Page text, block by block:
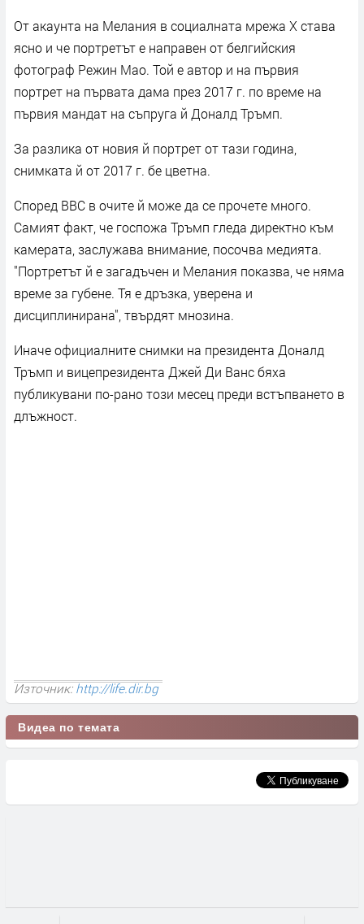
От акаунта на Мелания в социалната мрежа Х става
ясно и че портретът е направен от белгийския
фотограф Режин Мао. Той е автор и на първия
портрет на първата дама през 2017 г. по време на
първия мандат на съпруга й Доналд Тръмп.
За разлика от новия й портрет от тази година,
снимката й от 2017 г. бе цветна.
Според ВВС в очите й може да се прочете много.
Самият факт, че госпожа Тръмп гледа директно към
камерата, заслужава внимание, посочва медията.
"Портретът й е загадъчен и Мелания показва, че няма
време за губене. Тя е дръзка, уверена и
дисциплинирана", твърдят мнозина.
Иначе официалните снимки на президента Доналд
Тръмп и вицепрезидента Джей Ди Ванс бяха
публикувани по-рано този месец преди встъпването в
длъжност.
Източник:http://life.dir.bg
Видеа по темата